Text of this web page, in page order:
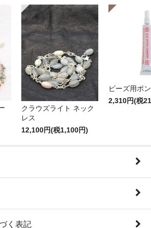
クラウズライト ネック
レス
12,100円(税1,100円)
ビーズ用ボ
2,310円(税
く表記